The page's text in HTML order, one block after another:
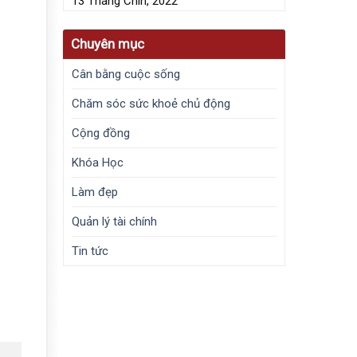
Chuyên mục
Cân bằng cuộc sống
Chăm sóc sức khoẻ chủ động
Cộng đồng
Khóa Học
Làm đẹp
Quản lý tài chính
Tin tức